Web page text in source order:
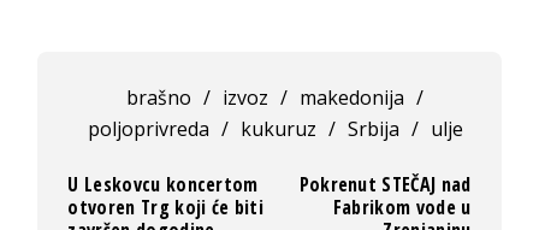
brašno / izvoz / makedonija /
poljoprivreda / kukuruz / Srbija / ulje
U Leskovcu koncertom
otvoren Trg koji će biti
Pokrenut STEČAJ nad
Fabrikom vode u